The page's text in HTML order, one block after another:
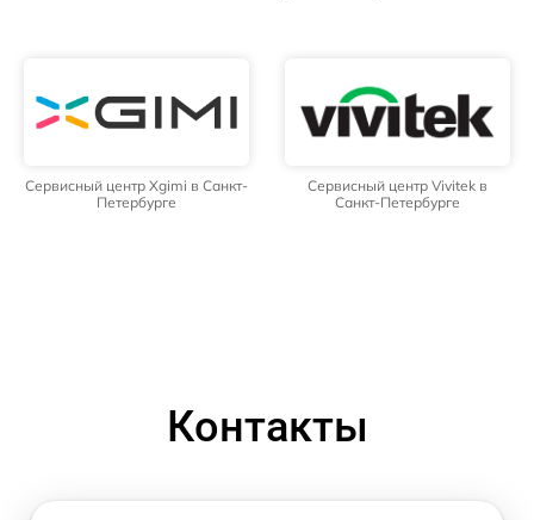
Сервисный центр Xgimi в Санкт-
Петербурге
Сервисный центр Vivitek в
Санкт-Петербурге
Контакты